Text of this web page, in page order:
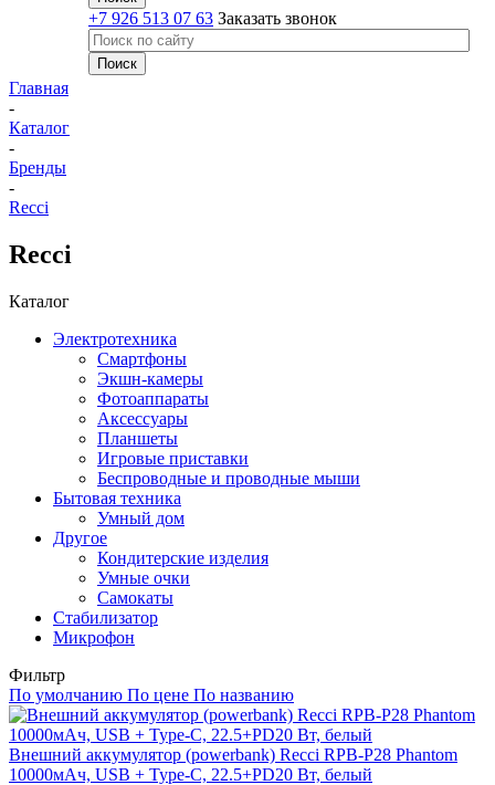
+7 926 513 07 63 Заказать звонок
Главная
-
Каталог
-
Бренды
-
Recci
Recci
Каталог
Электротехника
Смартфоны
Экшн-камеры
Фотоаппараты
Аксессуары
Планшеты
Игровые приставки
Беспроводные и проводные мыши
Бытовая техника
Умный дом
Другое
Кондитерские изделия
Умные очки
Самокаты
Стабилизатор
Микрофон
Фильтр
По умолчанию По цене По названию
Внешний аккумулятор (powerbank) Recci RPB-P28 Phantom
10000мАч, USB + Type-C, 22.5+PD20 Вт, белый